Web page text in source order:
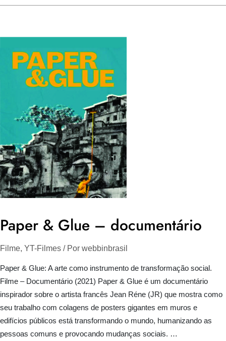
dos
Paper & Glue – documentário
Filme, YT-Filmes / Por webbinbrasil
Paper & Glue: A arte como instrumento de transformação social.
Filme – Documentário (2021) Paper & Glue é um documentário
inspirador sobre o artista francês Jean Réne (JR) que mostra como
seu trabalho com colagens de posters gigantes em muros e
edifícios públicos está transformando o mundo, humanizando as
pessoas comuns e provocando mudanças sociais. …